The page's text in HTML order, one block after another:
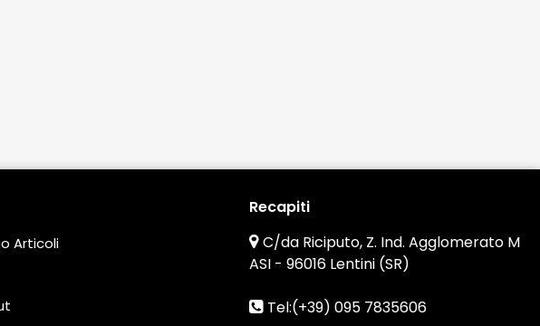
Articoli
Recapiti
C/da Riciputo, Z. Ind. Agglomerato M
ASI - 96016 Lentini (SR)
Tel:(+39) 095 7835606